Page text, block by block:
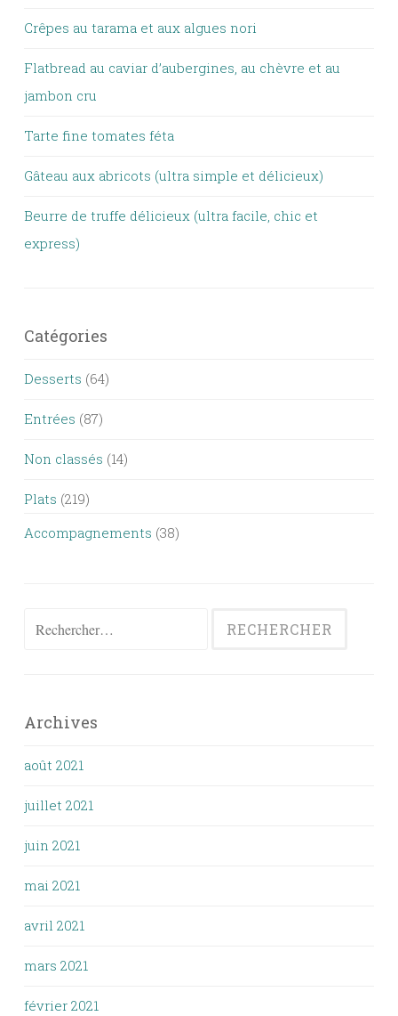
Crêpes au tarama et aux algues nori
Flatbread au caviar d’aubergines, au chèvre et au
jambon cru
Tarte fine tomates féta
Gâteau aux abricots (ultra simple et délicieux)
Beurre de truffe délicieux (ultra facile, chic et
express)
Catégories
Desserts (64)
Entrées (87)
Non classés (14)
Plats (219)
Accompagnements (38)
Rechercher :
Archives
août 2021
juillet 2021
juin 2021
mai 2021
avril 2021
mars 2021
février 2021